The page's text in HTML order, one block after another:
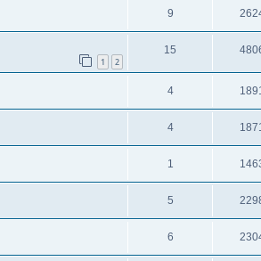
9
1 2
15
4
4
1
5
6